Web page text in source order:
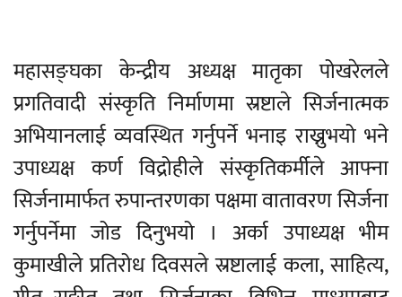
महासङ्घका केन्द्रीय अध्यक्ष मातृका पोखरेलले
प्रगतिवादी संस्कृति निर्माणमा स्रष्टाले सिर्जनात्मक
अभियानलाई व्यवस्थित गर्नुपर्ने भनाइ राख्नुभयो भने
उपाध्यक्ष कर्ण विद्रोहीले संस्कृतिकर्मीले आफ्ना
सिर्जनामार्फत रुपान्तरणका पक्षमा वातावरण सिर्जना
गर्नुपर्नेमा जोड दिनुभयो । अर्का उपाध्यक्ष भीम
कुमाखीले प्रतिरोध दिवसले स्रष्टालाई कला, साहित्य,